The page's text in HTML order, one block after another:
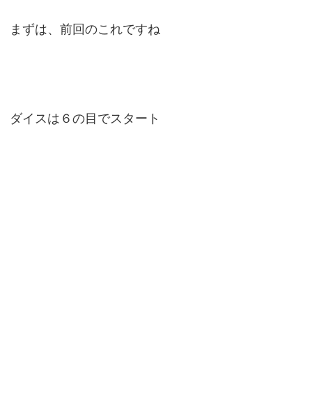
まずは、前回のこれですね
ダイスは６の目でスタート